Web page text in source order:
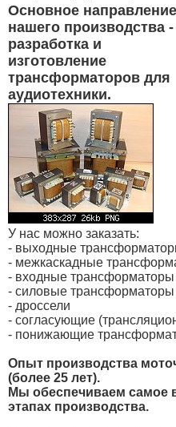
Основное направление
нашего производства -
разработка и
изготовление
трансформаторов для
аудиотехники.
У нас можно заказать:
- выходные
- межкаскадные
- входные трансформаторы
- силовые трансформаторы
- дроссели
- согласующие
- понижающие
Опыт производства
(более 25 лет).
Мы обеспечиваем самое
этапах производства.